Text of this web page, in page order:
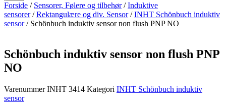
Forside / Sensorer, Følere og tilbehør/Induktive
sensorer/Rektangulære og div. Sensor/INHT Schönbuch induktiv
sensor/ Schönbuch induktiv sensor non flush PNP NO
Schönbuch induktiv sensor non flush PNP
NO
VarenummerINHT 3414 Kategori INHT Schönbuch induktiv
sensor